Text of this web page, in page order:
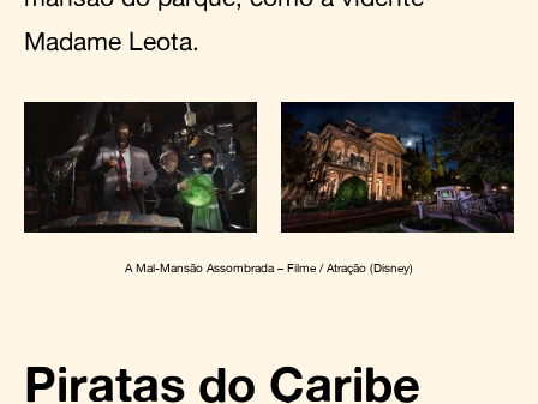
Madame Leota.
A Mal-Mansão Assombrada – Filme / Atração (Disney)
Piratas do Caribe